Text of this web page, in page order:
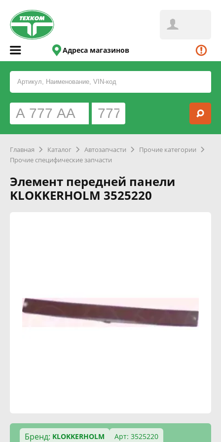
Адреса магазинов
Главная Каталог Автозапчасти
Прочие категории
Прочие специфические запчасти
Элемент передней панели
KLOKKERHOLM 3525220
Бренд: KLOKKERHOLM
Арт: 3525220